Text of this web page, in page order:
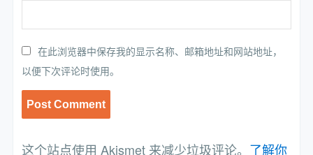
在此浏览器中保存我的显示名称、邮箱地址和网站地址，
以便下次评论时使用。
这个站点使用 Akismet 来减少垃圾评论。 了解你